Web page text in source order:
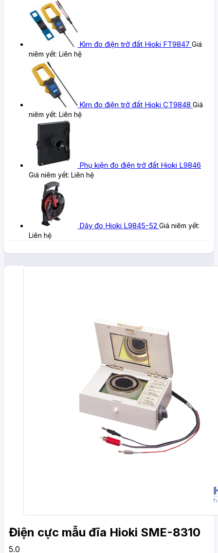
Kìm đo điện trở đất Hioki FT9847 Giá
niêm yết: Liên hệ
Kìm đo điện trở đất Hioki CT9848 Giá
niêm yết: Liên hệ
Phụ kiện đo điện trở đất Hioki L9846
Giá niêm yết: Liên hệ
Dây đo Hioki L9845-52 Giá niêm yết:
Liên hệ
Điện cực mẫu đĩa Hioki SME-8310
5.0